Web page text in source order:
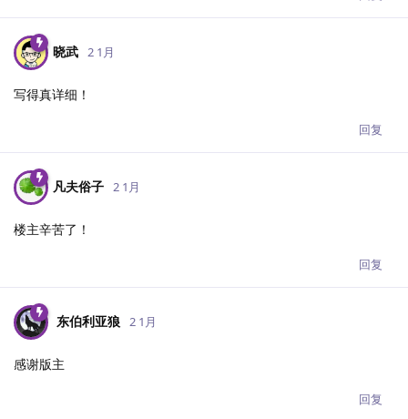
晓武 2 1月
写得真详细！
回复
凡夫俗子 2 1月
楼主辛苦了！
回复
东伯利亚狼 2 1月
感谢版主
回复